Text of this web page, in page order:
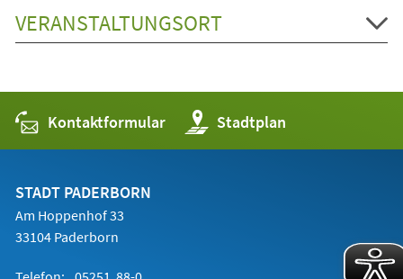
VERANSTALTUNGSORT
Kontaktformular Stadtplan
(Öffnet
in
einem
STADT PADERBORN
Am Hoppenhof 33
33104 Paderborn